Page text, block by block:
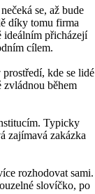
se, až bude
díky tomu firma
ideálním přicházejí
cílem.
kde se lidé
zvládnou během
Typicky
zajímavá zakázka
rozhodovat sami.
slovíčko, po